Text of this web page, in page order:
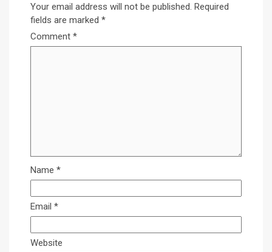
Your email address will not be published. Required
fields are marked *
Comment *
Name *
Email *
Website